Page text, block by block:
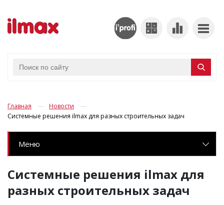
Главная
Новости
Системные решения ilmax для разных строительных задач
Меню
Системные решения ilmax для
разных строительных задач